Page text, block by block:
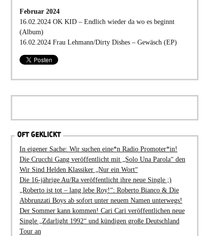
Februar 2024
16.02.2024 OK KID – Endlich wieder da wo es beginnt
(Album)
16.02.2024 Frau Lehmann/Dirty Dishes – Gewäsch (EP)
OFT GEKLICKT
In eigener Sache: Wir suchen eine*n Radio Promoter*in!
Die Crucchi Gang veröffentlicht mit „Solo Una Parola“ den
Wir Sind Helden Klassiker „Nur ein Wort“
Die 16-jährige Au/Ra veröffentlicht ihre neue Single ;)
„Roberto ist tot – lang lebe Roy!“: Roberto Bianco & Die
Abbrunzati Boys ab sofort unter neuem Namen unterwegs!
Der Sommer kann kommen! Cari Cari veröffentlichen neue
Single „Zdarlight 1992“ und kündigen große Deutschland
Tour an